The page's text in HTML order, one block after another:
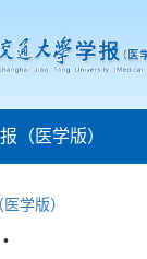
（医学版）
学版）